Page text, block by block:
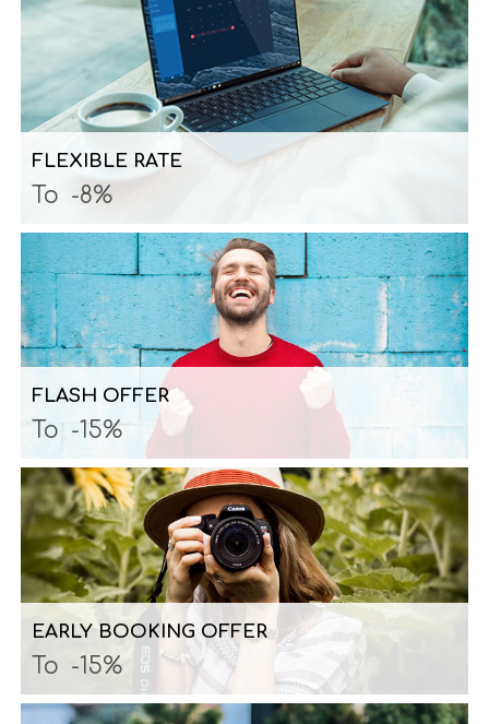
FLEXIBLE RATE
To -8%
FLASH OFFER
To -15%
EARLY BOOKING OFFER
To -15%